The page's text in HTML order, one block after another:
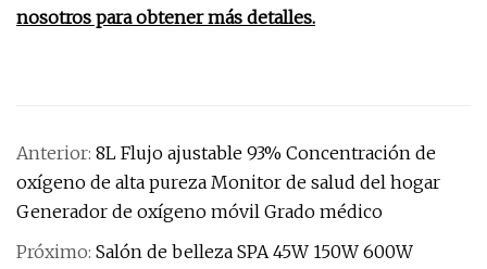
nosotros para obtener más detalles.
Anterior: 8L Flujo ajustable 93% Concentración de
oxígeno de alta pureza Monitor de salud del hogar
Generador de oxígeno móvil Grado médico
Próximo: Salón de belleza SPA 45W 150W 600W